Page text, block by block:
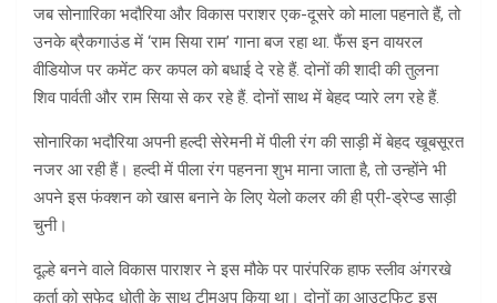
जब सोनाारिका भदौरिया और विकास पराशर एक-दूसरे को माला पहनाते हैं, तो
उनके ब्रैकगाउंड में ‘राम सिया राम’ गाना बज रहा था. फैंस इन वायरल
वीडियोज पर कमेंट कर कपल को बधाई दे रहे हैं. दोनों की शादी की तुलना
शिव पार्वती और राम सिया से कर रहे हैं. दोनों साथ में बेहद प्यारे लग रहे हैं.
सोनारिका भदौरिया अपनी हल्दी सेरेमनी में पीली रंग की साड़ी में बेहद खूबसूरत
नजर आ रही हैं। हल्दी में पीला रंग पहनना शुभ माना जाता है, तो उन्होंने भी
अपने इस फंक्शन को खास बनाने के लिए येलो कलर की ही प्री-ड्रेप्ड साड़ी
चुनी।
दूल्हे बनने वाले विकास पाराशर ने इस मौके पर पारंपरिक हाफ स्लीव अंगरखे
कुर्ता को सफेद धोती के साथ टीमअप किया था। दोनों का आउटफिट इस